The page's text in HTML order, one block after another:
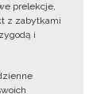
prelekcje,
z zabytkami
i